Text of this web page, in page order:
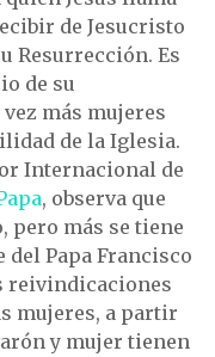
de Jesucristo
Resurrección. Es
de su
más mujeres
de la Iglesia.
Internacional de
, observa que
pero más se tiene
del Papa Francisco
reivindicaciones
mujeres, a partir
y mujer tienen